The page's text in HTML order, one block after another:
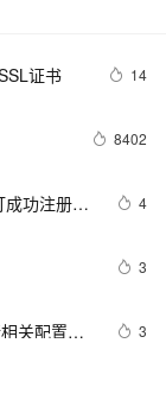
证书 14
8402
成功注册量
4
3
关配置测
3